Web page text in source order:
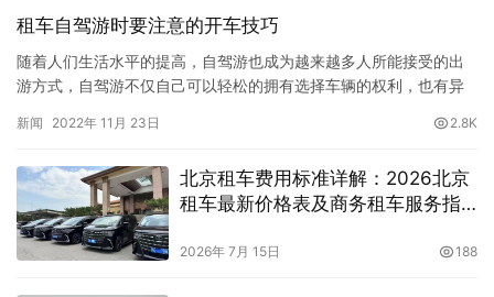
租车自驾游时要注意的开车技巧
随着人们生活水平的提高，自驾游也成为越来越多人所能接受的出
游方式，自驾游不仅自己可以轻松的拥有选择车辆的权利，也有异
么在自驾游过程中需要注意哪些问题呢，今天就为大家来介绍一
辆底部有没有漏油漏水。检查发动机盖、机油、冷却水、刹车油。
第二点：点火步…
新闻 2022年 11月 23日 2.8K
北京租车费用标准详解：2026北京
租车最新价格表及商务租车服务指
2026年 7月 15日 188